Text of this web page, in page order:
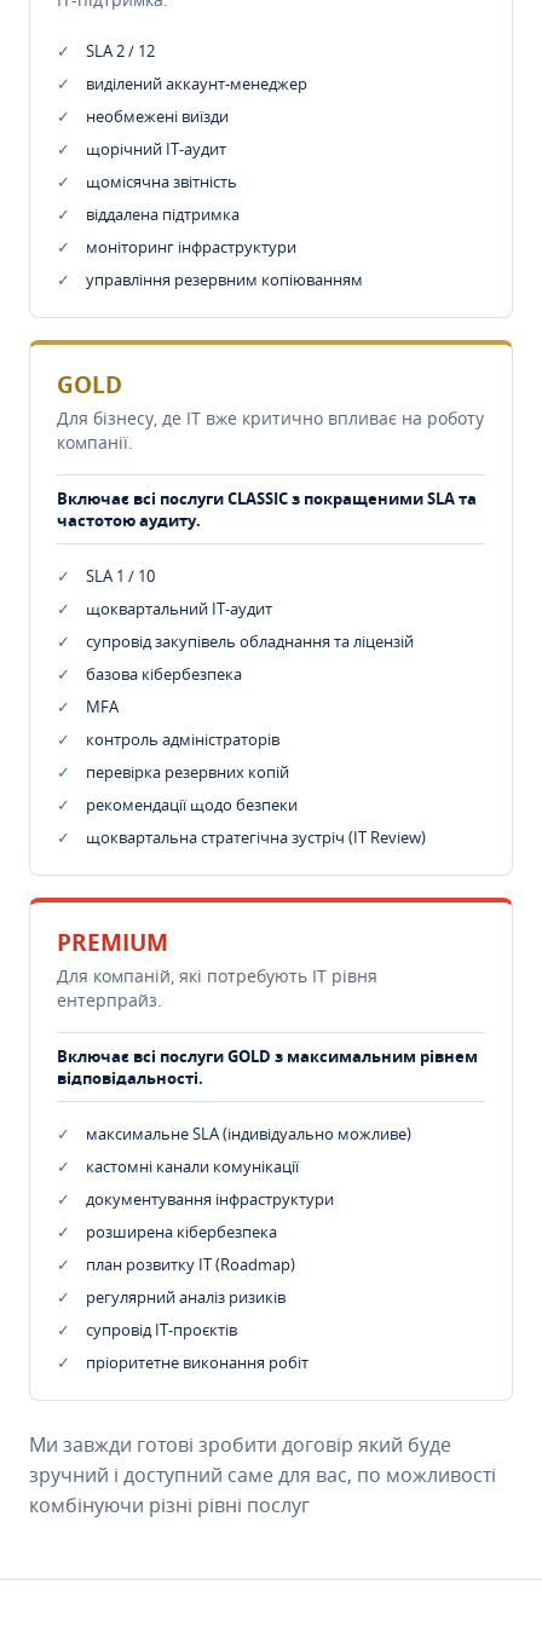
SLA 2 / 12
виділений аккаунт-менеджер
необмежені виїзди
щорічний IT-аудит
щомісячна звітність
віддалена підтримка
моніторинг інфраструктури
управління резервним копіюванням
GOLD
Для бізнесу, де IT вже критично впливає на роботу
компанії.
Включає всі послуги CLASSIC з покращеними SLA та
частотою аудиту.
SLA 1 / 10
щоквартальний IT-аудит
супровід закупівель обладнання та ліцензій
базова кібербезпека
MFA
контроль адміністраторів
перевірка резервних копій
рекомендації щодо безпеки
щоквартальна стратегічна зустріч (IT Review)
PREMIUM
Для компаній, які потребують ІТ рівня
ентерпрайз.
Включає всі послуги GOLD з максимальним рівнем
відповідальності.
максимальне SLA (індивідуально можливе)
кастомні канали комунікації
документування інфраструктури
розширена кібербезпека
план розвитку IT (Roadmap)
регулярний аналіз ризиків
супровід ІТ-проєктів
пріоритетне виконання робіт
Ми завжди готові зробити договір який буде
зручний і доступний саме для вас, по можливості
комбінуючи різні рівні послуг